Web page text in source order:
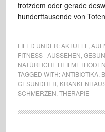
trotzdem oder gerade
hunderttausende von
FILED UNDER:AKTUELL
FITNESS | AUSSEHEN
NATÜRLICHE HEILMETHODEN
TAGGED WITH:ANTIBIOTIKA,
GESUNDHEIT,
SCHMERZEN THERAPIE